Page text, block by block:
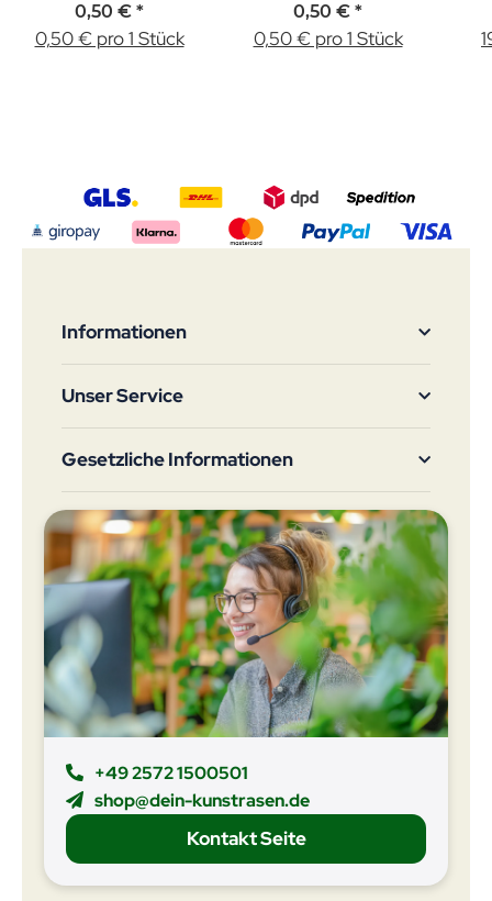
0,50 € *
0,50 € pro 1 Stück
0,50 € *
0,50 € pro 1 Stück
Informationen
Unser Service
Gesetzliche Informationen
+49 2572 1500501
shop@dein-kunstrasen.de
Kontakt Seite